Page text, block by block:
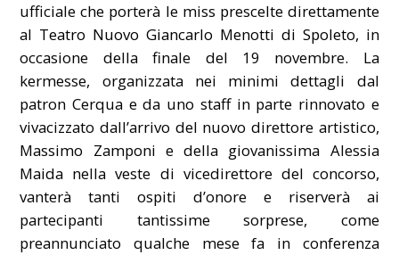
ufficiale che porterà le miss prescelte direttamente
al Teatro Nuovo Giancarlo Menotti di Spoleto, in
occasione della finale del 19 novembre. La
kermesse, organizzata nei minimi dettagli dal
patron Cerqua e da uno staff in parte rinnovato e
vivacizzato dall’arrivo del nuovo direttore artistico,
Massimo Zamponi e della giovanissima Alessia
Maida nella veste di vicedirettore del concorso,
vanterà tanti ospiti d’onore e riserverà ai
partecipanti tantissime sorprese, come
preannunciato qualche mese fa in conferenza